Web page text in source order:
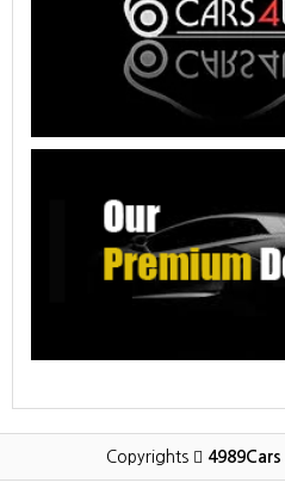
Copyrights 4989Cars